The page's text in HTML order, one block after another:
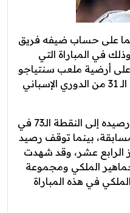
على حساب ضيفه فريق
في المباراة التي
أرضية ملعب سنتياجو
برنابيو ضمن منافسات الجولة الـ 31 من الدوري الإسباني
وبهذه النتيجة رفع ريال مدريد رصيده إلى النقطة الـ73 في
بينما توقف رصيد
الـ31 في المركز الرابع عشر، وقد شهدت
الملكي ومجموعة
في هذه المباراة